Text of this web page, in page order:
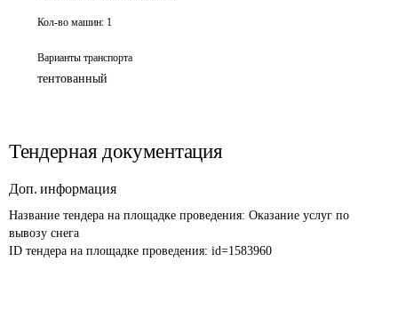
Кол-во машин: 1
Варианты транспорта
тентованный
Тендерная документация
Доп. информация
Название тендера на площадке проведения: Оказание услуг по
вывозу снега
ID тендера на площадке проведения: id=1583960